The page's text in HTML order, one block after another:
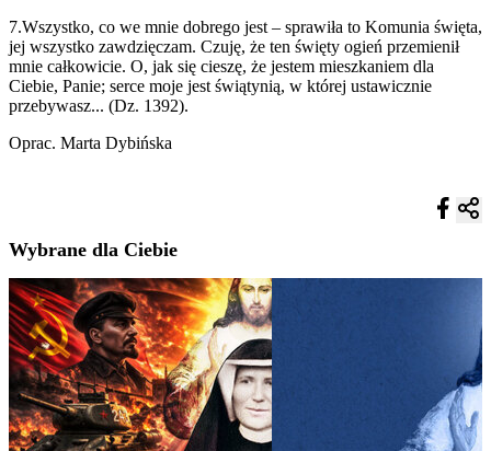
7.Wszystko, co we mnie dobrego jest – sprawiła to Komunia święta,
jej wszystko zawdzięczam. Czuję, że ten święty ogień przemienił
mnie całkowicie. O, jak się cieszę, że jestem mieszkaniem dla
Ciebie, Panie; serce moje jest świątynią, w której ustawicznie
przebywasz... (Dz. 1392).
Oprac. Marta Dybińska
Wybrane dla Ciebie